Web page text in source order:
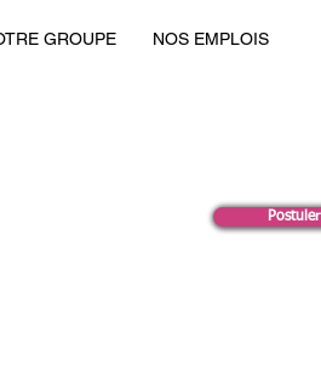
GROUPE NOS EMPLOIS
Postuler